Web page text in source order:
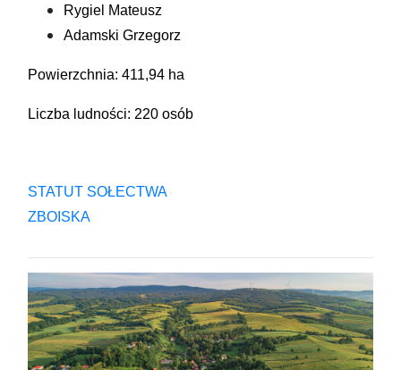
Rygiel Mateusz
Adamski Grzegorz
Powierzchnia: 411,94 ha
Liczba ludności: 220 osób
STATUT SOŁECTWA
ZBOISKA